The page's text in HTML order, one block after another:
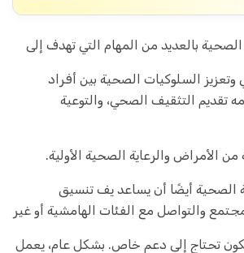
بالعدید من المهام التي تهدف إلی
السلوکیات الصحیة بین أفراد
تقدیم التثقیف الصحي، والتوعیة
من الأمراض والرعایة الصحیة الأولیة.
الصحیة أیضًا أن یساعد يف تنسیق
والتواصل مع الفئات الهامشیة أو غیر
تحتاج إلی دعم خاص. بشکل عام، یعمل